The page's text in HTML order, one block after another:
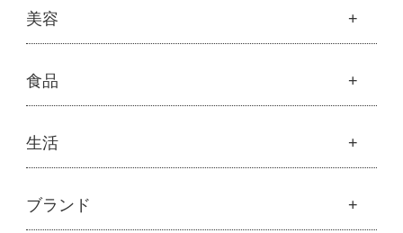
├オリジナルヘアケア
├スマイルシャンプー
├コンデ・トリートメント
└泡ボトル・ミニ泡ボトル
├オーガニック発酵モリンガ
フルボ酸「太古の泉」
├
生活用品
├ モリンガサプリメント
├スキン＆ボディケア
├化粧水
├モリンガ全商品
└モリンガ ブログ
健康
├ミネラル
└健康飲料
美容
美容
├魂オリジナル
├固形石鹸
├洗顔石鹸
├
ボディソープ
└
雑貨
食品
食品
├雑穀
├ 豆・ごま・乾物・梅干し
生活
生活
├ハミガキ
ブランド